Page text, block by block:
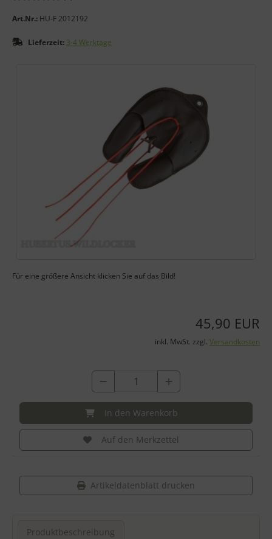
Art.Nr.: HU-F 2012192
Lieferzeit: 3-4 Werktage
Für eine größere Ansicht klicken Sie auf das Bild!
45,90 EUR
inkl. MwSt. zzgl. Versandkosten
In den Warenkorb
Auf den Merkzettel
Artikeldatenblatt drucken
Produktbeschreibung